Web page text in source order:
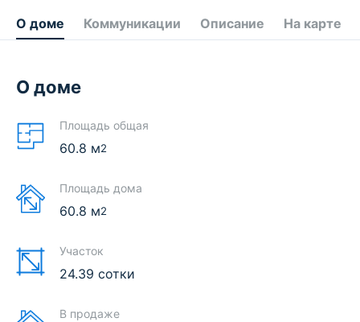
О доме Коммуникации Описание На карте
О доме
Площадь общая
60.8 м2
Площадь дома
60.8 м2
Участок
24.39 сотки
В продаже